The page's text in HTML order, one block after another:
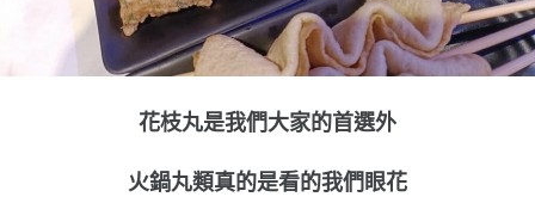
花枝丸是我們大家的首選外
火鍋丸類真的是看的我們眼花